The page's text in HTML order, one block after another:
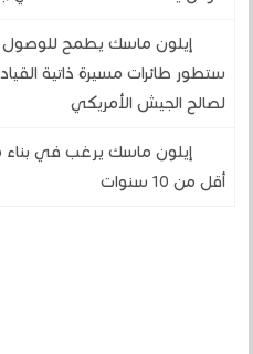
إيلون ماسك يطمح
ستطور طائرات مسيرة ذاتية
لصالح الجيش الأمريكي
إيلون ماسك يرغب في
أقل من 10 سنوات